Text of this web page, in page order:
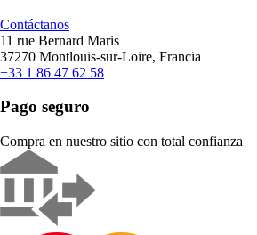
Contáctanos
11 rue Bernard Maris
37270 Montlouis-sur-Loire, Francia
+33 1 86 47 62 58
Pago seguro
Compra en nuestro sitio con total confianza